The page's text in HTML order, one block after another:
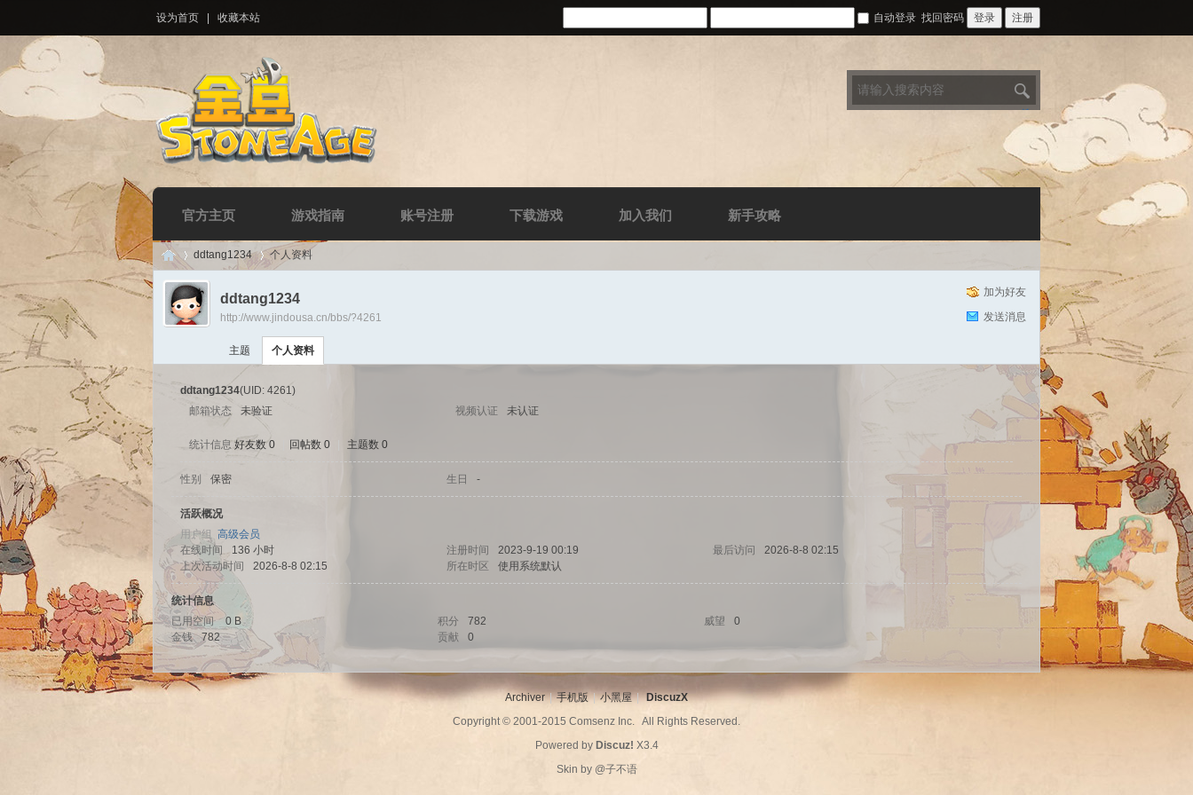
设为首页 收藏本站 自动登录 找回密码 登录 注册
官方主页 游戏指南 账号注册 下载游戏 加入我们 新手攻略
Di
uz!
›
ddtang1234 个人资料
加为好友
发送消息
ddtang1234
http://www.jindousa.cn/bbs/?4261
主题 个人资料
ddtang1234(UID: 4261)
邮箱状态
未验证 视频认证 未认证
统计信息 好友数 0 回帖数 0 主题数 0
性别 保密 生日 -
活跃概况
用户组 高级会员
在线时间
136 小时 注册时间 2023-9-19 00:19 最后访问
2026-8-8 02:15
上次活动时间
2026-8-8 02:15 所在时区 使用系统默认
统计信息
已用空间
0 B 积分 782 威望
0
金钱
782 贡献 0
Archiver | 手机版 | 小黑屋 | DiscuzX
Copyright © 2001-2015 Comsenz Inc. All Rights Reserved.
Powered by Discuz! X3.4
Skin by @子不语